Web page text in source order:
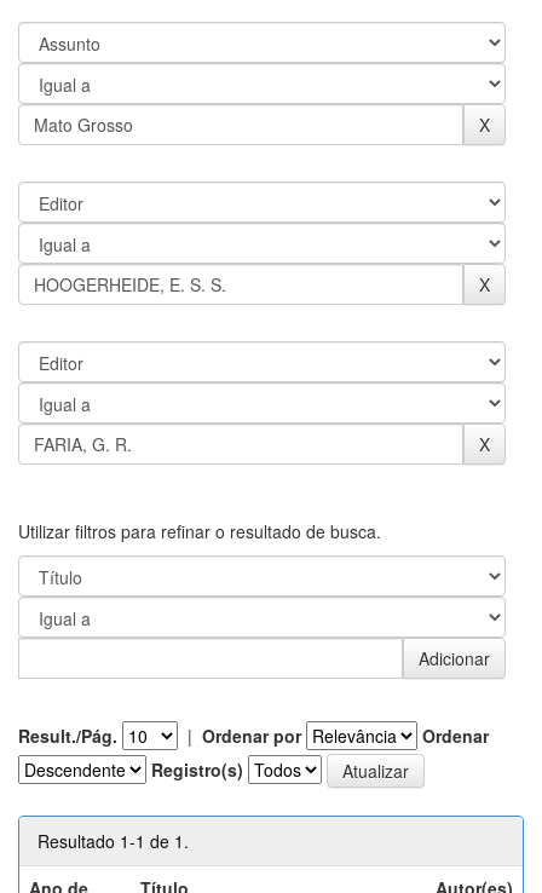
Utilizar filtros para refinar o resultado de busca.
Result./Pág. | Ordenar por
Ordenar
Registro(s)
Resultado 1-1 de 1.
Ano de
Título Autor(es)